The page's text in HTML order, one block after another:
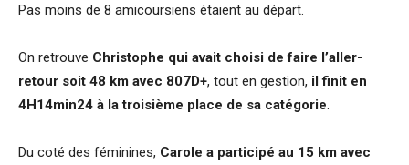
Pas moins de 8 amicoursiens étaient au départ.
On retrouve Christophe qui avait choisi de faire l’aller-
retour soit 48 km avec 807D+, tout en gestion, il finit en
4H14min24 à la troisième place de sa catégorie.
Du coté des féminines, Carole a participé au 15 km avec